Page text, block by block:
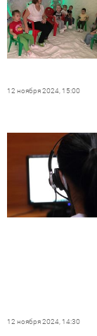
12 ноября 2024, 15:00
12 ноября 2024, 14:30